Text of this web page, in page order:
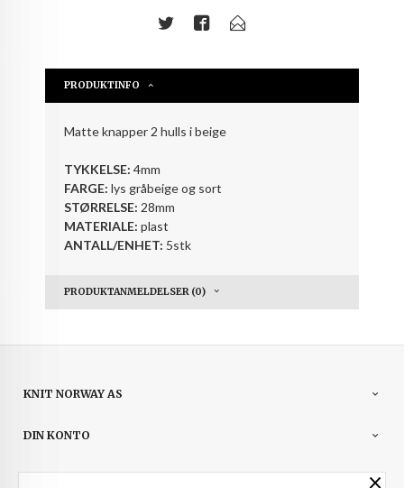
PRODUKTINFO
Matte knapper 2 hulls i beige
TYKKELSE: 4mm
FARGE: lys gråbeige og sort
STØRRELSE: 28mm
MATERIALE: plast
ANTALL/ENHET: 5stk
PRODUKTANMELDELSER (0)
KNIT NORWAY AS
DIN KONTO
NYHETSBREV ×